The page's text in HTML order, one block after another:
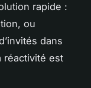
rapide :
ou
dans
réactivité est